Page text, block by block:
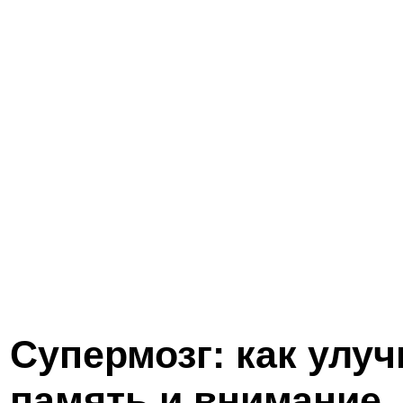
Супермозг: как